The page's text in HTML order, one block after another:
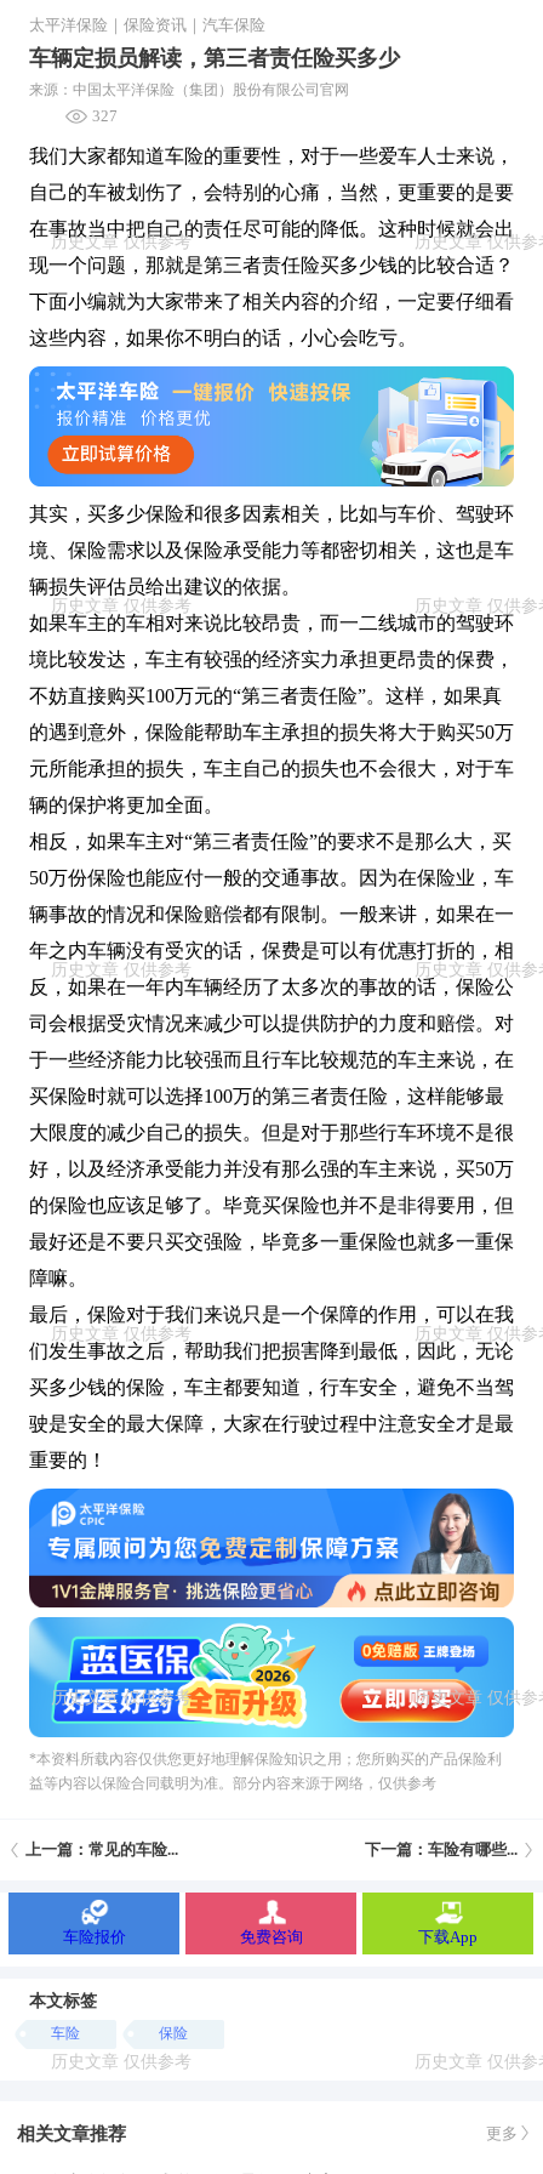
太平洋保险 保险资讯 汽车保险
车辆定损员解读，第三者责任险买多少
来源：中国太平洋保险（集团）股份有限公司官网
327
我们大家都知道车险的重要性，对于一些爱车人士来说，
自己的车被划伤了，会特别的心痛，当然，更重要的是要
在事故当中把自己的责任尽可能的降低。这种时候就会出
现一个问题，那就是第三者责任险买多少钱的比较合适？
下面小编就为大家带来了相关内容的介绍，一定要仔细看
这些内容，如果你不明白的话，小心会吃亏。
其实，买多少保险和很多因素相关，比如与车价、驾驶环
境、保险需求以及保险承受能力等都密切相关，这也是车
辆损失评估员给出建议的依据。
如果车主的车相对来说比较昂贵，而一二线城市的驾驶环
境比较发达，车主有较强的经济实力承担更昂贵的保费，
不妨直接购买100万元的“第三者责任险”。这样，如果真
的遇到意外，保险能帮助车主承担的损失将大于购买50万
元所能承担的损失，车主自己的损失也不会很大，对于车
辆的保护将更加全面。
相反，如果车主对“第三者责任险”的要求不是那么大，买
50万份保险也能应付一般的交通事故。因为在保险业，车
辆事故的情况和保险赔偿都有限制。一般来讲，如果在一
年之内车辆没有受灾的话，保费是可以有优惠打折的，相
反，如果在一年内车辆经历了太多次的事故的话，保险公
司会根据受灾情况来减少可以提供防护的力度和赔偿。对
于一些经济能力比较强而且行车比较规范的车主来说，在
买保险时就可以选择100万的第三者责任险，这样能够最
大限度的减少自己的损失。但是对于那些行车环境不是很
好，以及经济承受能力并没有那么强的车主来说，买50万
的保险也应该足够了。毕竟买保险也并不是非得要用，但
最好还是不要只买交强险，毕竟多一重保险也就多一重保
障嘛。
最后，保险对于我们来说只是一个保障的作用，可以在我
们发生事故之后，帮助我们把损害降到最低，因此，无论
买多少钱的保险，车主都要知道，行车安全，避免不当驾
驶是安全的最大保障，大家在行驶过程中注意安全才是最
重要的！
*本资料所载內容仅供您更好地理解保险知识之用；您所购买的产品保险利
益等内容以保险合同载明为准。部分内容来源于网络，仅供参考
上一篇：常见的车险... 下一篇：车险有哪些...
车险报价 免费咨询 下载App
本文标签
车险 保险
相关文章推荐 更多